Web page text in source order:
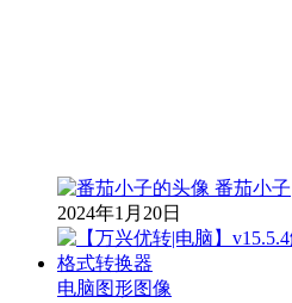
番茄小子
2024年1月20日
电脑图形图像